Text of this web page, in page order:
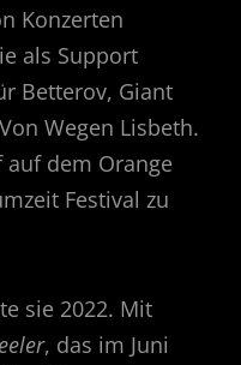
Konzerten
als Support
Betterov, Giant
Wegen Lisbeth.
auf dem Orange
Festival zu
sie 2022. Mit
, das im Juni